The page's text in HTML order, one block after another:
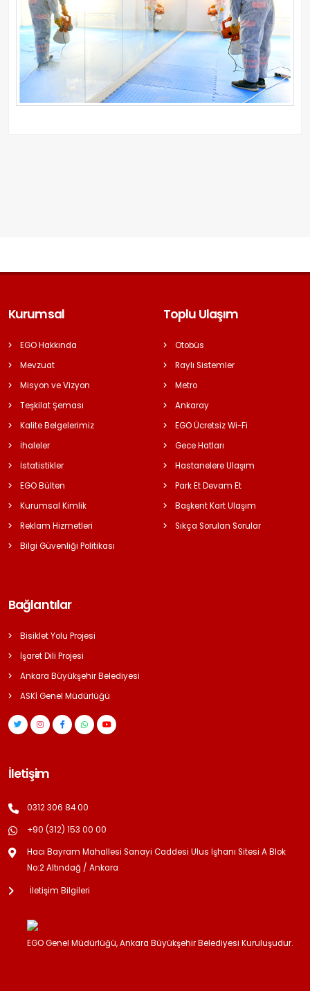
Kurumsal
EGO Hakkında
Mevzuat
Misyon ve Vizyon
Teşkilat Şeması
Kalite Belgelerimiz
İhaleler
İstatistikler
EGO Bülten
Kurumsal Kimlik
Reklam Hizmetleri
Bilgi Güvenliği Politikası
Toplu Ulaşım
Otobüs
Raylı Sistemler
Metro
Ankaray
EGO Ücretsiz Wi-Fi
Gece Hatları
Hastanelere Ulaşım
Park Et Devam Et
Başkent Kart Ulaşım
Sıkça Sorulan Sorular
Bağlantılar
Bisiklet Yolu Projesi
İşaret Dili Projesi
Ankara Büyükşehir Belediyesi
ASKİ Genel Müdürlüğü
İletişim
0312 306 84 00
+90 (312) 153 00 00
Hacı Bayram Mahallesi Sanayi Caddesi Ulus İşhanı Sitesi A Blok
No:2 Altındağ / Ankara
İletişim Bilgileri
EGO Genel Müdürlüğü, Ankara Büyükşehir Belediyesi Kuruluşudur.